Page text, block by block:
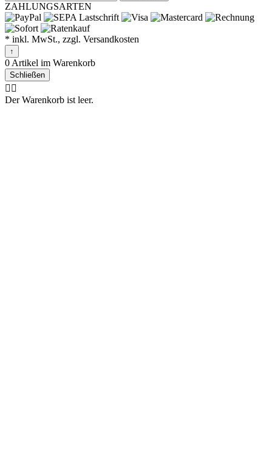
ZAHLUNGSARTEN
* inkl. MwSt., zzgl. Versandkosten
↑
0 Artikel im Warenkorb
Schließen
🤷‍♂️
Der Warenkorb ist leer.